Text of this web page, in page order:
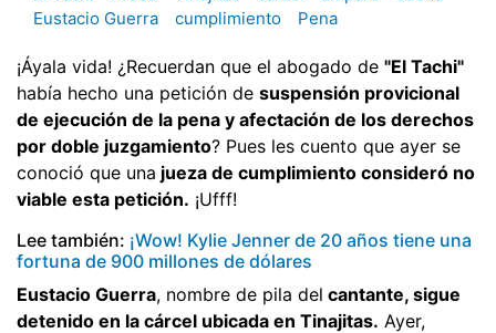
Eustacio Guerra
cumplimiento Pena
¡Áyala vida! ¿Recuerdan que el abogado de "El Tachi"
había hecho una petición de suspensión provicional
de ejecución de la pena y afectación de los derechos
por doble juzgamiento? Pues les cuento que ayer se
conoció que una jueza de cumplimiento consideró no
viable esta petición. ¡Ufff!
Lee también: ¡Wow! Kylie Jenner de 20 años tiene una
fortuna de 900 millones de dólares
Eustacio Guerra, nombre de pila del cantante, sigue
detenido en la cárcel ubicada en Tinajitas. Ayer,